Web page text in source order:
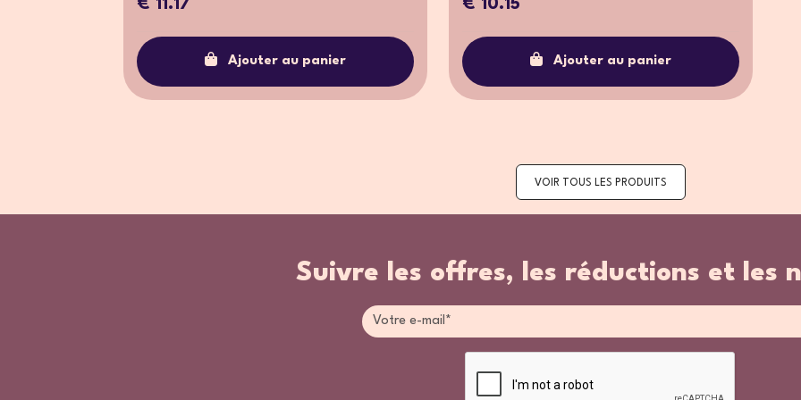
€ 11.17
Ajouter au panier
€ 10.15
Ajouter au panier
VOIR TOUS LES PRODUITS
Suivre les offres, les réductions et les